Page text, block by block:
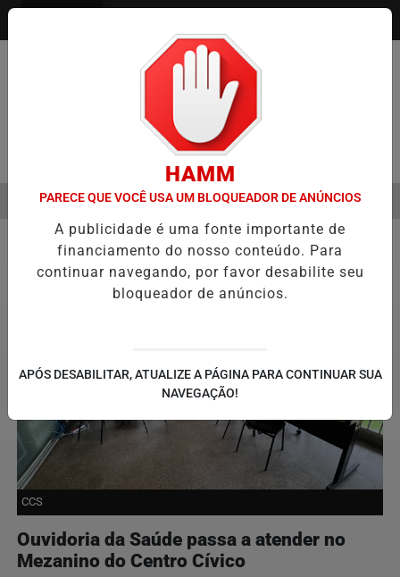
Pesquisar Notícia
DO CÂNCER DE CABEÇA E PESCOÇO EVOLUI E AMPLIA
EM ALTA
MENU
Prefeitura Piracicaba
CCS
Ouvidoria da Saúde passa a atender no
Mezanino do Centro Cívico
HAMM
PARECE QUE VOCÊ USA UM BLOQUEADOR DE ANÚNCIOS
A publicidade é uma fonte importante de
financiamento do nosso conteúdo. Para
continuar navegando, por favor desabilite seu
bloqueador de anúncios.
APÓS DESABILITAR, ATUALIZE A PÁGINA PARA CONTINUAR SUA
NAVEGAÇÃO!